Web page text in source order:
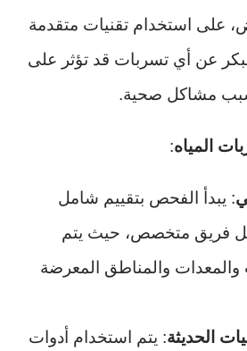
على استخدام تقنيات متقدمة
عن أي تسربات قد تؤثر على
مشاكل صحية.
المياه:
: يبدأ الفحص بتقييم شامل
فريق متخصص، حيث يتم
والمعدات والمناطق المعرضة
الحديثة: يتم استخدام أدوات